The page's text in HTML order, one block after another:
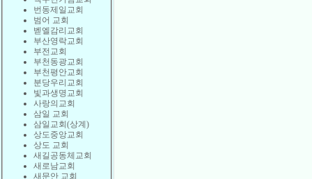
번동제일교회
범어 교회
벧엘감리교회
부산영락교회
부전교회
부천동광교회
부천평안교회
분당우리교회
빛과생명교회
사랑의교회
삼일 교회
삼일교회(상계)
상도중앙교회
상도 교회
새길공동체교회
새로남교회
새문안 교회